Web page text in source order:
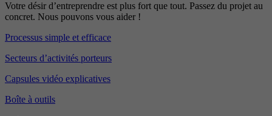
Votre désir d’entreprendre est plus fort que tout. Passez du projet au
concret. Nous pouvons vous aider !
Processus simple et efficace
Secteurs d’activités porteurs
Capsules vidéo explicatives
Boîte à outils